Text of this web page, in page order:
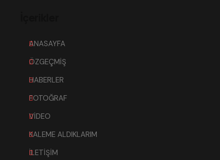
ANASAYFA
ÖZGEÇMİŞ
HABERLER
FOTOĞRAF
VİDEO
KALEME ALDIKLARIM
İLETİŞİM